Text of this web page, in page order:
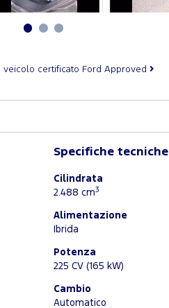
veicolo certificato Ford Approved
Specifiche tecniche
Cilindrata
2.488 cm3
Alimentazione
Ibrida
Potenza
225 CV (165 kW)
Cambio
Automatico